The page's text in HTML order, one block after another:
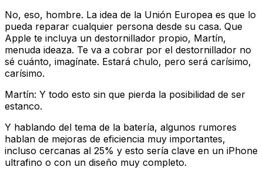
No, eso, hombre. La idea de la Unión Europea es que lo
pueda reparar cualquier persona desde su casa. Que
Apple te incluya un destornillador propio, Martín,
menuda ideaza. Te va a cobrar por el destornillador no
sé cuánto, imagínate. Estará chulo, pero será carísimo,
carísimo.
Martín: Y todo esto sin que pierda la posibilidad de ser
estanco.
Y hablando del tema de la batería, algunos rumores
hablan de mejoras de eficiencia muy importantes,
incluso cercanas al 25% y esto sería clave en un iPhone
ultrafino o con un diseño muy completo.